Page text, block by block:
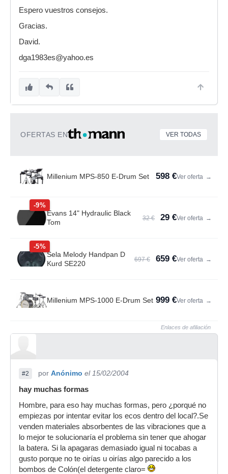
Espero vuestros consejos.
Gracias.
David.
dga1983es@yahoo.es
OFERTAS EN VER TODAS
Millenium MPS-850 E-Drum Set 598 €Ver oferta →
-9%
Evans 14" Hydraulic Black
Tom
32 € 29 €Ver oferta →
-5%
Sela Melody Handpan D
Kurd SE220
697 € 659 €Ver oferta →
Millenium MPS-1000 E-Drum Set 999 €Ver oferta →
Enlaces de afiliación
#2 por Anónimo el 15/02/2004
hay muchas formas
Hombre, para eso hay muchas formas, pero ¿porqué no
empiezas por intentar evitar los ecos dentro del local?.Se
venden materiales absorbentes de las vibraciones que a
lo mejor te solucionaría el problema sin tener que ahogar
la batera. Si la apagaras demasiado igual ni tocabas a
gusto porque no te oirías u oirías algo parecido a los
bombos de Colón(el detergente claro=